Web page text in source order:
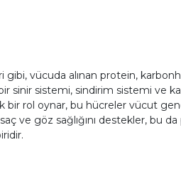
vücuda alınan protein,
sinir sistemi, sindirim sistemi ve
bir rol oynar, bu hücreler vücut
ve göz sağlığını destekler, bu